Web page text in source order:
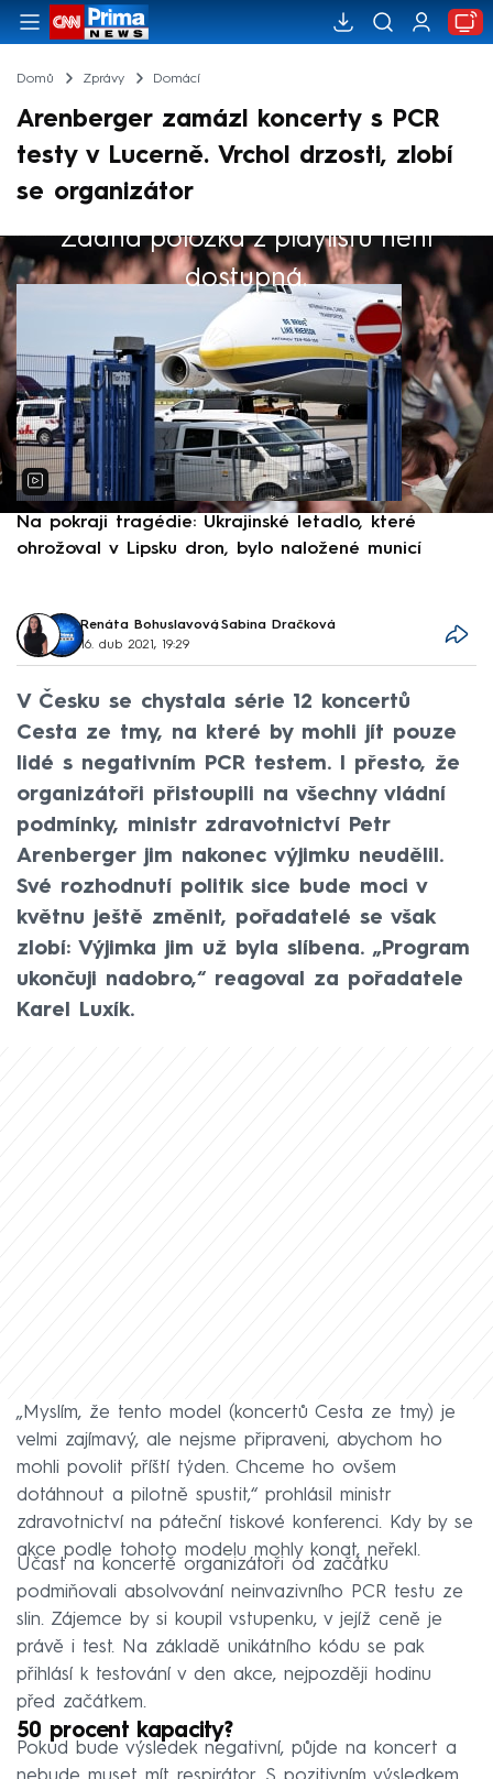
Domů Zprávy Domácí
Arenberger zamázl koncerty s PCR
testy v Lucerně. Vrchol drzosti, zlobí
se organizátor
Žádná položka z playlistu není
dostupná.
Výběr redakce
Na pokraji tragédie: Ukrajinské letadlo, které
ohrožoval v Lipsku dron, bylo naložené municí
Renáta Bohuslavová, Sabina Dračková
16. dub 2021, 19:29
V Česku se chystala série 12 koncertů
Cesta ze tmy, na které by mohli jít pouze
lidé s negativním PCR testem. I přesto, že
organizátoři přistoupili na všechny vládní
podmínky, ministr zdravotnictví Petr
Arenberger jim nakonec výjimku neudělil.
Své rozhodnutí politik sice bude moci v
květnu ještě změnit, pořadatelé se však
zlobí: Výjimka jim už byla slíbena. „Program
ukončuji nadobro,“ reagoval za pořadatele
Karel Luxík.
„Myslím, že tento model (koncertů Cesta ze tmy) je
velmi zajímavý, ale nejsme připraveni, abychom ho
mohli povolit příští týden. Chceme ho ovšem
dotáhnout a pilotně spustit,“ prohlásil ministr
zdravotnictví na páteční tiskové konferenci. Kdy by se
akce podle tohoto modelu mohly konat, neřekl.
Účast na koncertě organizátoři od začátku
podmiňovali absolvování neinvazivního PCR testu ze
slin. Zájemce by si koupil vstupenku, v jejíž ceně je
právě i test. Na základě unikátního kódu se pak
přihlásí k testování v den akce, nejpozději hodinu
před začátkem.
50 procent kapacity?
Pokud bude výsledek negativní, půjde na koncert a